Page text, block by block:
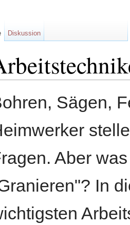
Sägen,
Aber
In
Diskussion